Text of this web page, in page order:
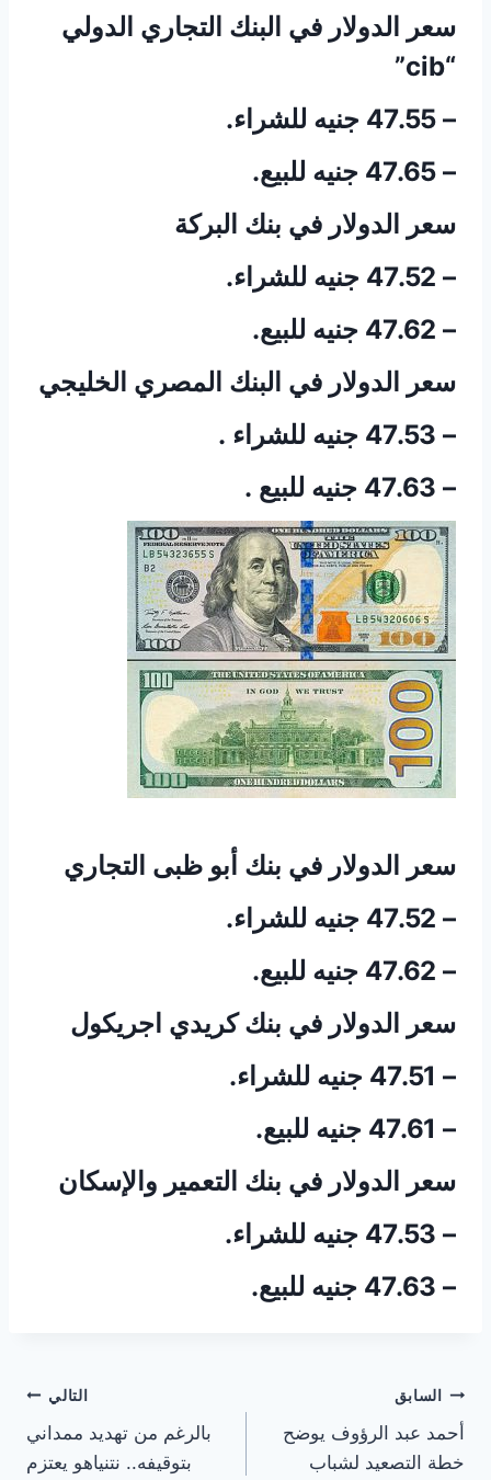
سعر الدولار في البنك التجاري الدولي
“cib”
– 47.55 جنيه للشراء.
– 47.65 جنيه للبيع.
سعر الدولار في بنك البركة
– 47.52 جنيه للشراء.
– 47.62 جنيه للبيع.
سعر الدولار في البنك المصري الخليجي
– 47.53 جنيه للشراء .
– 47.63 جنيه للبيع .
سعر الدولار في بنك أبو ظبى التجاري
– 47.52 جنيه للشراء.
– 47.62 جنيه للبيع.
سعر الدولار في بنك كريدي اجريكول
– 47.51 جنيه للشراء.
– 47.61 جنيه للبيع.
سعر الدولار في بنك التعمير والإسكان
– 47.53 جنيه للشراء.
– 47.63 جنيه للبيع.
تصفّح
المقالات
السابق
أحمد عبد الرؤوف يوضح
خطة التصعيد لشباب
التالي
بالرغم من تهديد ممداني
بتوقيفه.. نتنياهو يعتزم